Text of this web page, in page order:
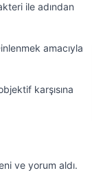
ile adından
amacıyla
karşısına
ve yorum aldı.